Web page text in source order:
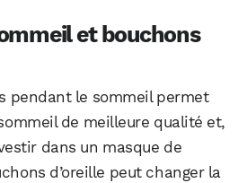
et bouchons
pendant le sommeil permet
de meilleure qualité et,
dans un masque de
d’oreille peut changer la